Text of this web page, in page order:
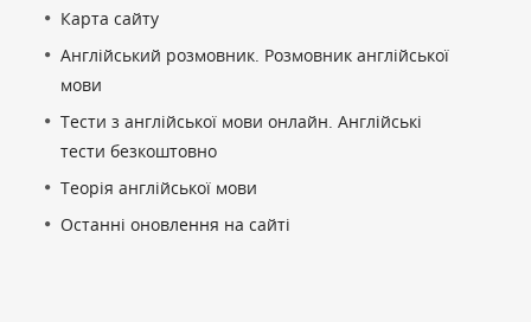
Карта сайту
Англійський розмовник. Розмовник англійської
мови
Тести з англійської мови онлайн. Англійські
тести безкоштовно
Теорія англійської мови
Останні оновлення на сайті